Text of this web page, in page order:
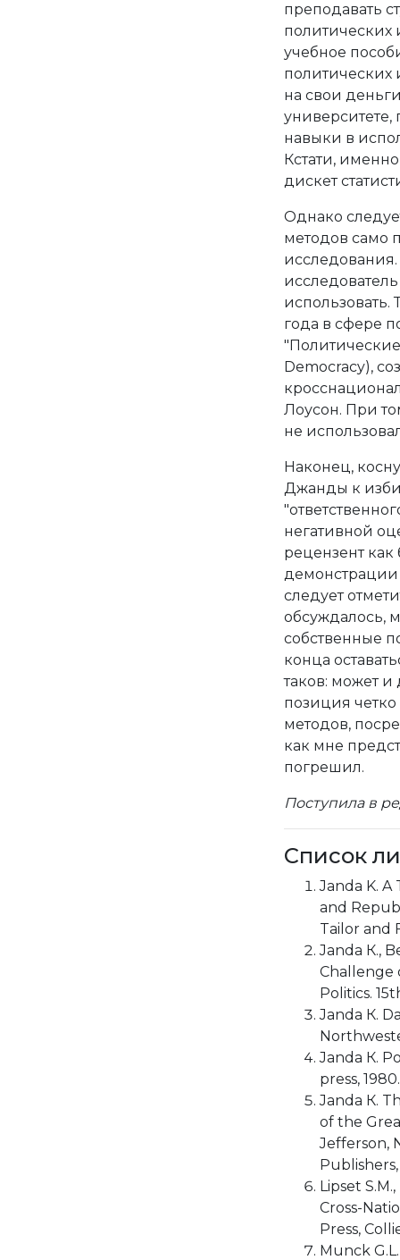
преподавать
политических
учебное
политических
на свои
университете,
навыки в
Кстати,
дискет
Однако
методов само
исследования.
использовать.
года в сфере
Democracy),
Лоусон. При
не
Наконец,
Джанды к
негативной
рецензент как
демонстрации
следует
обсуждалось,
собственные
конца
таков: может и
позиция четко
методов,
как мне
погрешил.
Поступила в
Список
Janda K. A
and
Tailor and
Janda К.,
Challenge
Politics.
Janda К.
Janda К.
press,
Janda К.
of the
Jefferson,
Lipset
Cross-
Press,
Munck